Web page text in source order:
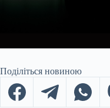
Поділіться новиною